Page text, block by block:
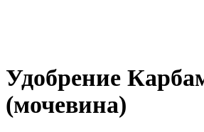
Удобрение
(мочевина)